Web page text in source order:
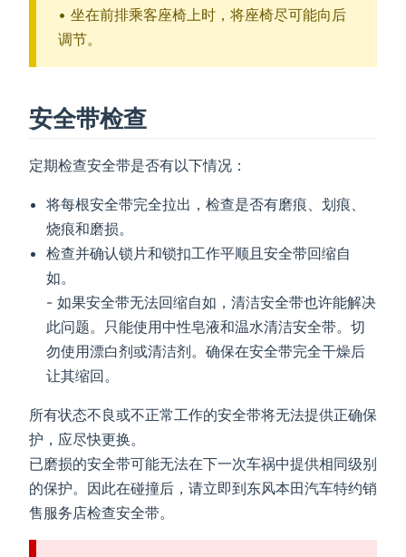
• 坐在前排乘客座椅上时，将座椅尽可能向后
调节。
安全带检查
定期检查安全带是否有以下情况：
将每根安全带完全拉出，检查是否有磨痕、划痕、
烧痕和磨损。
检查并确认锁片和锁扣工作平顺且安全带回缩自
如。
- 如果安全带无法回缩自如，清洁安全带也许能解决
此问题。只能使用中性皂液和温水清洁安全带。切
勿使用漂白剂或清洁剂。确保在安全带完全干燥后
让其缩回。
所有状态不良或不正常工作的安全带将无法提供正确保
护，应尽快更换。
已磨损的安全带可能无法在下一次车祸中提供相同级别
的保护。因此在碰撞后，请立即到东风本田汽车特约销
售服务店检查安全带。